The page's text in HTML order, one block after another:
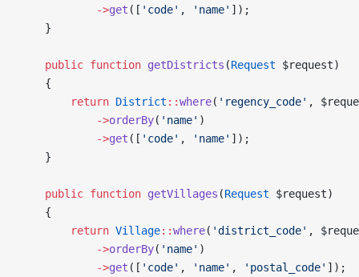
            ->
get ([ 'code' , 'name' ]);
    }
    public
function getDistricts (Request $request)
    {
        return
District ::where( 'regency_code' ,
            ->
orderBy( 'name' )
            ->
get ([ 'code' , 'name' ]);
    }
    public
function getVillages (Request $request)
    {
        return
Village::where( 'district_code' ,
            ->
orderBy( 'name' )
            ->
get ([ 'code' , 'name' , 'postal_code' ]);